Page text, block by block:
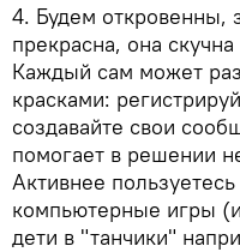
4. Будем откровенны,
прекрасна, она
Каждый сам может
красками:
создавайте свои
помогает в решении
Активнее
компьютерные игры
дети в "танчики"